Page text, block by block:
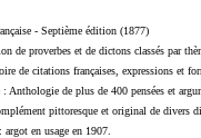
- Septième édition (1877)
de proverbes et de dictons classés par
de citations françaises, expressions et
: Anthologie de plus de 400 pensées et
pittoresque et original de divers
: argot en usage en 1907.